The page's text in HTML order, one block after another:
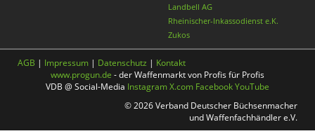
Landbell AG
Rheinischer-Inkassodienst e.K.
Zukos
AGB | Impressum | Datenschutz | Kontakt
www.progun.de - der Waffenmarkt von Profis für Profis
VDB @ Social-Media InstagramX.com FacebookYouTube
© 2026 Verband Deutscher Büchsenmacher
und Waffenfachhändler e.V.